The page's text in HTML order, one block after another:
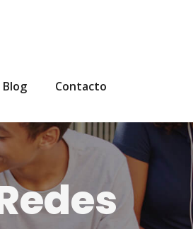
Blog Contacto